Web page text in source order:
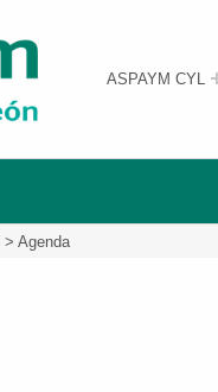
ASPAYM Castilla y León
ASPAYM CYL
>Agenda